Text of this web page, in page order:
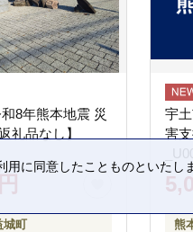
8年熊本地震 災
礼品なし】
城町
宇
害
熊
に同意したことものといたし